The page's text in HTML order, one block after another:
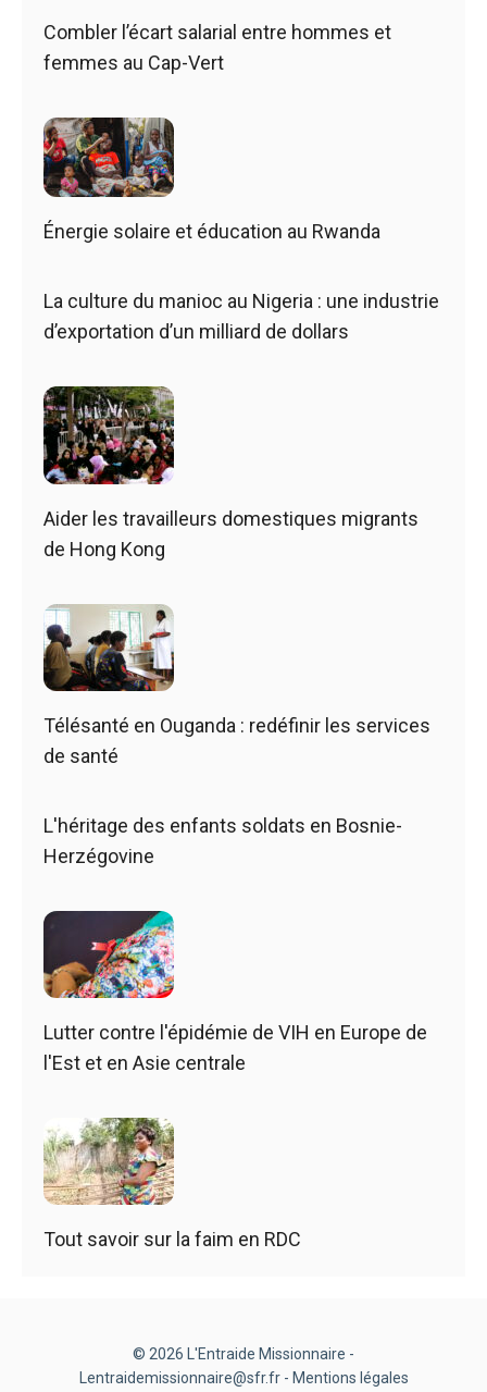
Combler l’écart salarial entre hommes et
femmes au Cap-Vert
Énergie solaire et éducation au Rwanda
La culture du manioc au Nigeria : une industrie
d’exportation d’un milliard de dollars
Aider les travailleurs domestiques migrants
de Hong Kong
Télésanté en Ouganda : redéfinir les services
de santé
L'héritage des enfants soldats en Bosnie-
Herzégovine
Lutter contre l'épidémie de VIH en Europe de
l'Est et en Asie centrale
Tout savoir sur la faim en RDC
© 2026 L'Entraide Missionnaire -
Lentraidemissionnaire@sfr.fr - Mentions légales